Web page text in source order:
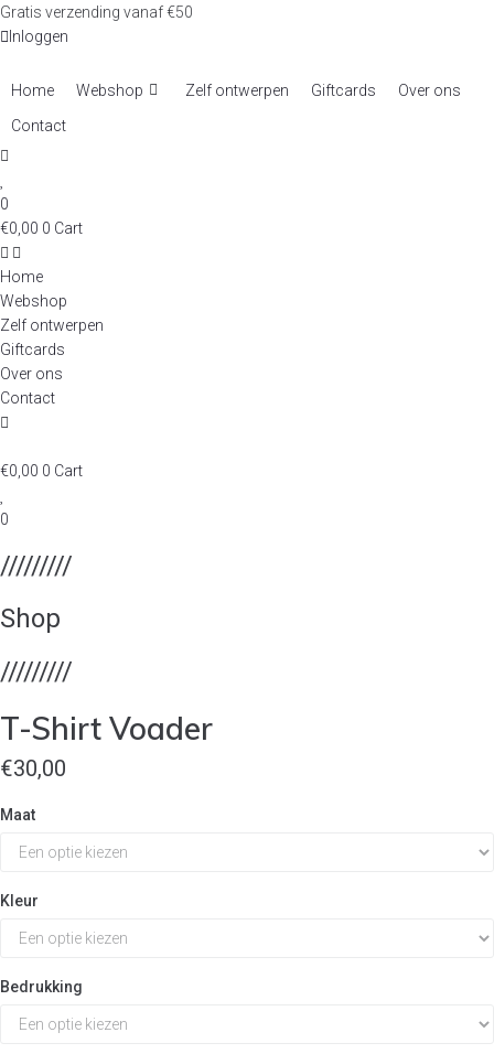
Skip
to
Gratis verzending vanaf €50
Inloggen
Home Webshop Zelf ontwerpen Giftcards
Over ons
Contact
0
€0,00 0 Cart
Home
Webshop
Zelf ontwerpen
Giftcards
Over ons
Contact
€0,00 0 Cart
0
/////////
Shop
/////////
T-Shirt Voader
€30,00
Maat
Kleur
Bedrukking